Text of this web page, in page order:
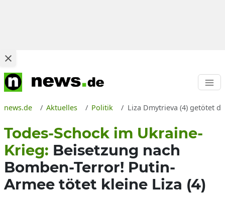
news.de Aktuelles Politik Liza Dmytrieva (4) getötet
Todes-Schock im Ukraine-
Krieg: Beisetzung nach
Bomben-Terror! Putin-
Armee tötet kleine Liza (4)